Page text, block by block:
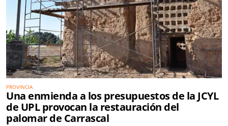
PROVINCIA
Una enmienda a los presupuestos de la JCYL
de UPL provocan la restauración del
palomar de Carrascal